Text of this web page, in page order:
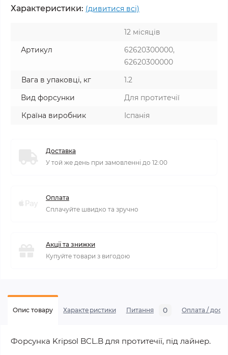
Характеристики: (дивитися всі)
12 місяців
Артикул
62620300000,
62620300000
Вага в упаковці, кг
1.2
Вид форсунки
Для протитечії
Країна виробник
Іспанія
Доставка
У той же день при замовленні до 12:00
Оплата
Сплачуйте швидко та зручно
Акції та знижки
Купуйте товари з вигодою
Опис товару Характеристики Питання 0 Оплата /
Форсунка Kripsol BCL.B для протитечії, під лайнер.